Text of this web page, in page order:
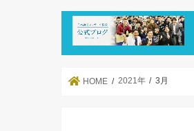
HOME 2021年 3月